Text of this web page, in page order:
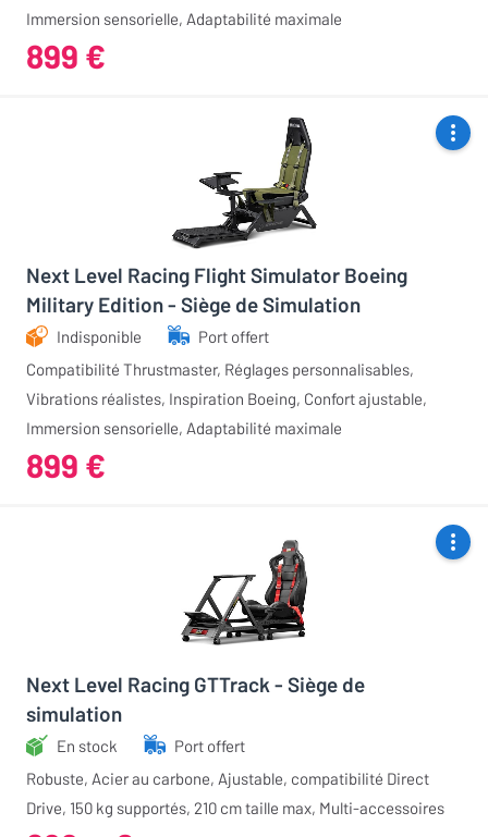
Immersion sensorielle, Adaptabilité maximale
899 €
Next Level Racing Flight Simulator Boeing
Military Edition - Siège de Simulation
Indisponible
Port offert
Compatibilité Thrustmaster, Réglages personnalisables,
Vibrations réalistes, Inspiration Boeing, Confort ajustable,
Immersion sensorielle, Adaptabilité maximale
899 €
Next Level Racing GTTrack - Siège de
simulation
En stock
Port offert
Robuste, Acier au carbone, Ajustable, compatibilité Direct
Drive, 150 kg supportés, 210 cm taille max, Multi-accessoires